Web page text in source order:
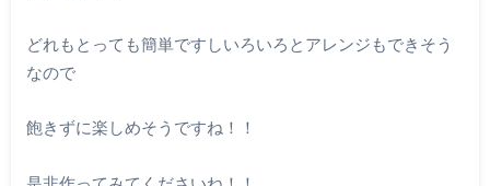
どれもとっても簡単ですしいろいろとアレンジもできそう
なので
飽きずに楽しめそうですね！！